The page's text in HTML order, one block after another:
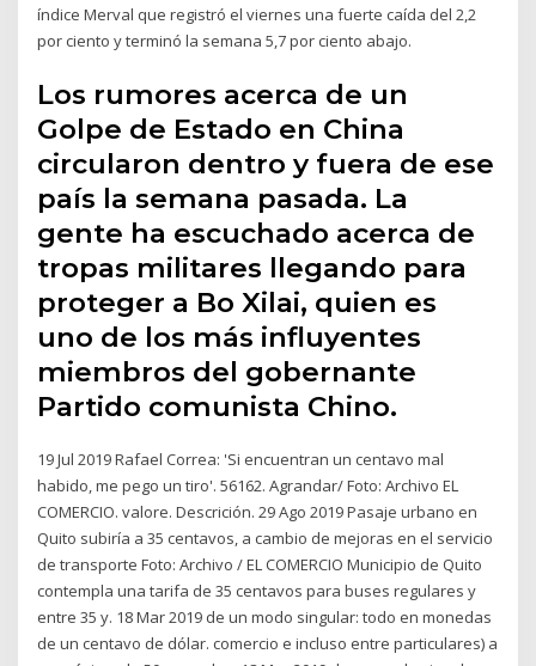
índice Merval que registró el viernes una fuerte caída del 2,2
por ciento y terminó la semana 5,7 por ciento abajo.
Los rumores acerca de un
Golpe de Estado en China
circularon dentro y fuera de ese
país la semana pasada. La
gente ha escuchado acerca de
tropas militares llegando para
proteger a Bo Xilai, quien es
uno de los más influyentes
miembros del gobernante
Partido comunista Chino.
19 Jul 2019 Rafael Correa: 'Si encuentran un centavo mal
habido, me pego un tiro'. 56162. Agrandar/ Foto: Archivo EL
COMERCIO. valore. Descrición. 29 Ago 2019 Pasaje urbano en
Quito subiría a 35 centavos, a cambio de mejoras en el servicio
de transporte Foto: Archivo / EL COMERCIO Municipio de Quito
contempla una tarifa de 35 centavos para buses regulares y
entre 35 y. 18 Mar 2019 de un modo singular: todo en monedas
de un centavo de dólar. comercio e incluso entre particulares) a